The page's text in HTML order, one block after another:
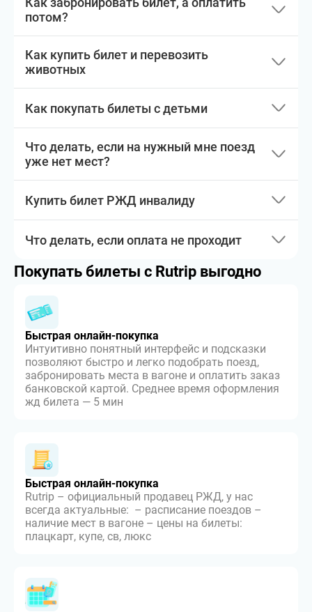
потом?
Как купить билет и перевозить
животных
Как покупать билеты с детьми
Что делать, если на нужный мне поезд
уже нет мест?
Купить билет РЖД инвалиду
Что делать, если оплата не проходит
Покупать билеты с Rutrip выгодно
Быстрая онлайн-покупка
Интуитивно понятный интерфейс и подсказки
позволяют быстро и легко подобрать поезд,
забронировать места в вагоне и оплатить заказ
банковской картой. Среднее время оформления
жд билета — 5 мин
Быстрая онлайн-покупка
Rutrip – официальный продавец РЖД, у нас
всегда актуальные: – расписание поездов –
наличие мест в вагоне – цены на билеты:
плацкарт, купе, св, люкс